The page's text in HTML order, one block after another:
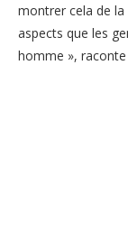
montrer cela de la
aspects que les
homme », raconte